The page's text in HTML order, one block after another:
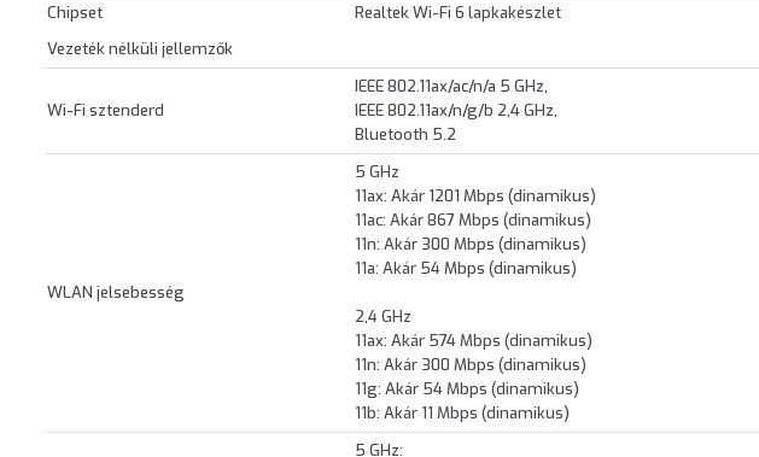
Chipset
Realtek Wi-Fi 6 lapkakészlet
Vezeték nélküli jellemzők
Wi-Fi sztenderd
IEEE 802.11ax/ac/n/a 5 GHz,
IEEE 802.11ax/n/g/b 2,4 GHz,
Bluetooth 5.2
WLAN jelsebesség
5 GHz
11ax: Akár 1201 Mbps (dinamikus)
11ac: Akár 867 Mbps (dinamikus)
11n: Akár 300 Mbps (dinamikus)
11a: Akár 54 Mbps (dinamikus)
2,4 GHz
11ax: Akár 574 Mbps (dinamikus)
11n: Akár 300 Mbps (dinamikus)
11g: Akár 54 Mbps (dinamikus)
11b: Akár 11 Mbps (dinamikus)
5 GHz: